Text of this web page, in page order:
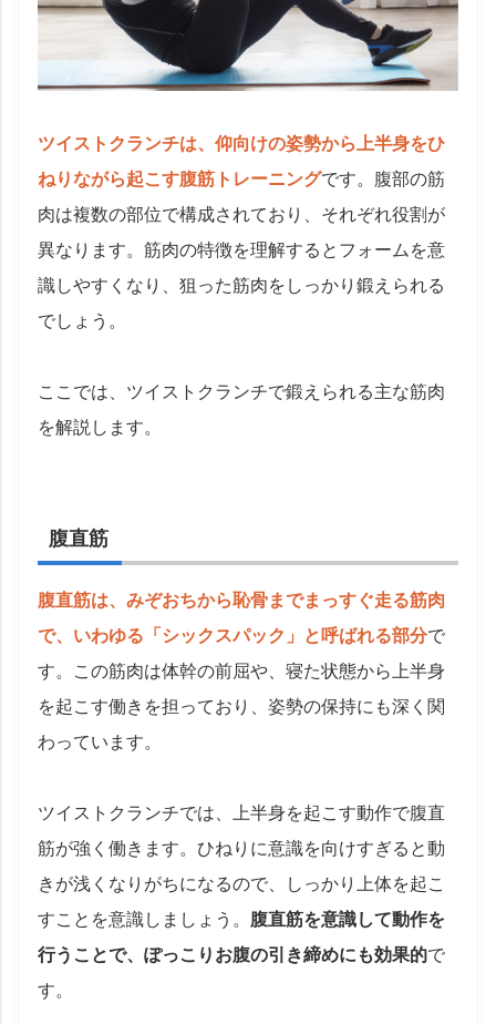
ツイストクランチは、仰向けの姿勢から上半身をひ
ねりながら起こす腹筋トレーニングです。腹部の筋
肉は複数の部位で構成されており、それぞれ役割が
異なります。筋肉の特徴を理解するとフォームを意
識しやすくなり、狙った筋肉をしっかり鍛えられる
でしょう。
ここでは、ツイストクランチで鍛えられる主な筋肉
を解説します。
腹直筋
腹直筋は、みぞおちから恥骨までまっすぐ走る筋肉
で、いわゆる「シックスパック」と呼ばれる部分で
す。この筋肉は体幹の前屈や、寝た状態から上半身
を起こす働きを担っており、姿勢の保持にも深く関
わっています。
ツイストクランチでは、上半身を起こす動作で腹直
筋が強く働きます。ひねりに意識を向けすぎると動
きが浅くなりがちになるので、しっかり上体を起こ
すことを意識しましょう。 腹直筋を意識して動作を
行うことで、ぽっこりお腹の引き締めにも効果的で
す。